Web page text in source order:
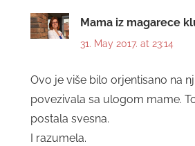
Mama iz magarece
31. May 2017. at 23:14
Ovo je više bilo orjentisano na
povezivala sa ulogom mame.
postala svesna.
I razumela.